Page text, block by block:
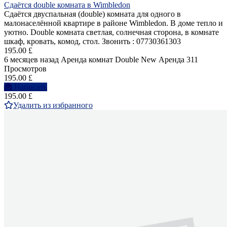
Сдаётся double комната в Wimbledon
Сдаётся двуспальная (double) комнатa для одного в
малонаселённой квартире в районе Wimbledon. В доме тепло и
уютно. Double комната светлая, солнечная сторона, в комнате
шкаф, кровать, комод, стол. Звонить : 07730361303
195.00 £
6 месяцев назад Аренда комнат Double New Аренда 311
Просмотров
195.00 £
Написать
195.00 £
Удалить из избранного